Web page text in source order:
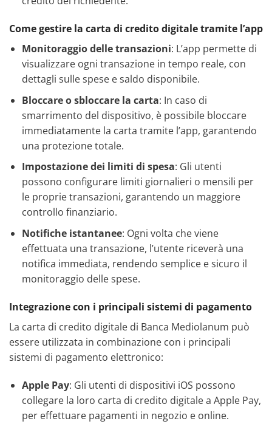
Come gestire la carta di credito digitale tramite l’app
Monitoraggio delle transazioni: L’app permette di
visualizzare ogni transazione in tempo reale, con
dettagli sulle spese e saldo disponibile.
Bloccare o sbloccare la carta: In caso di
smarrimento del dispositivo, è possibile bloccare
immediatamente la carta tramite l’app, garantendo
una protezione totale.
Impostazione dei limiti di spesa: Gli utenti
possono configurare limiti giornalieri o mensili per
le proprie transazioni, garantendo un maggiore
controllo finanziario.
Notifiche istantanee: Ogni volta che viene
effettuata una transazione, l’utente riceverà una
notifica immediata, rendendo semplice e sicuro il
monitoraggio delle spese.
Integrazione con i principali sistemi di pagamento
La carta di credito digitale di Banca Mediolanum può
essere utilizzata in combinazione con i principali
sistemi di pagamento elettronico:
Apple Pay: Gli utenti di dispositivi iOS possono
collegare la loro carta di credito digitale a Apple Pay,
per effettuare pagamenti in negozio e online.